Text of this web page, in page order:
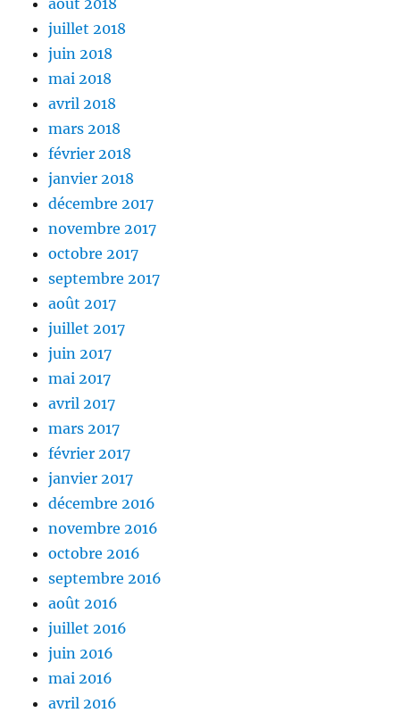
juillet 2018
juin 2018
mai 2018
avril 2018
mars 2018
février 2018
janvier 2018
décembre 2017
novembre 2017
octobre 2017
septembre 2017
août 2017
juillet 2017
juin 2017
mai 2017
avril 2017
mars 2017
février 2017
janvier 2017
décembre 2016
novembre 2016
octobre 2016
septembre 2016
août 2016
juillet 2016
juin 2016
mai 2016
avril 2016